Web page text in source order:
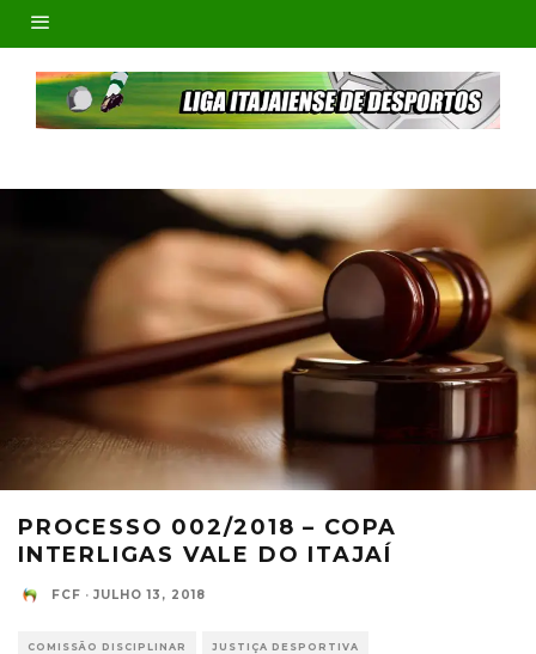
PROCESSO 002/2018 – COPA
INTERLIGAS VALE DO ITAJAÍ
FCF · JULHO 13, 2018
COMISSÃO DISCIPLINAR JUSTIÇA DESPORTIVA